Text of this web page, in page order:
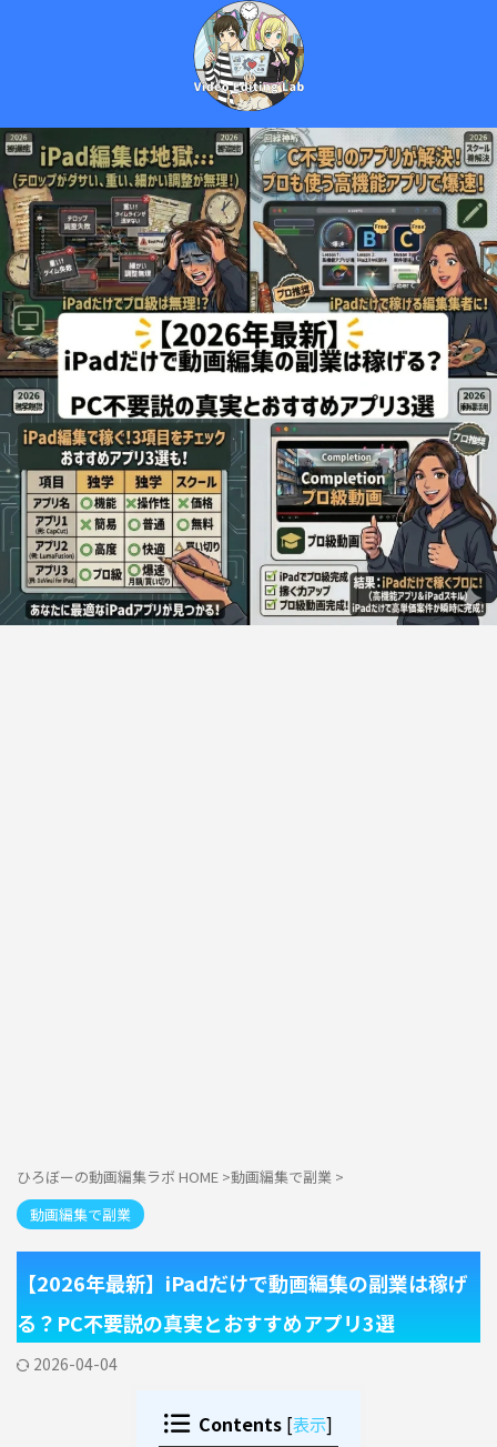
今日からあなたもクリエイター！ひろぼーと学ぶ、動画編集の基本！
ひろぼーの動画編集ラボ HOME >動画編集で副業 >
動画編集で副業
【2026年最新】iPadだけで動画編集の副業は稼げ
る？PC不要説の真実とおすすめアプリ3選
2026-04-04
Contents [表示]